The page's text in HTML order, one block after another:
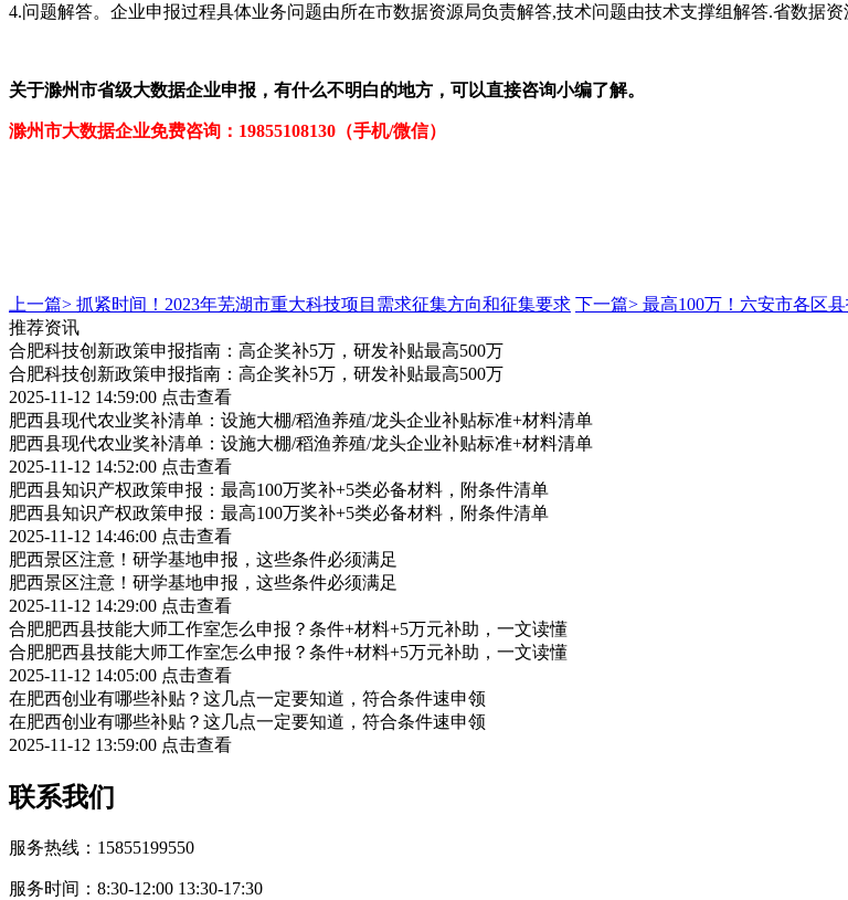
4.问题解答。企业申报过程具体业务问题由所在市数据资源局负责解答,技术问题由技术支撑组解答.省数据
关于滁州市省级大数据企业申报，有什么不明白的地方，可以直接咨询小编了解。
滁州市大数据企业免费咨询：19855108130（手机/微信）
上一篇> 抓紧时间！2023年芜湖市重大科技项目需求征集方向和征集要求 下一篇> 最高100万！六安市各区
推荐资讯
合肥科技创新政策申报指南：高企奖补5万，研发补贴最高500万
合肥科技创新政策申报指南：高企奖补5万，研发补贴最高500万
2025-11-12 14:59:00 点击查看
肥西县现代农业奖补清单：设施大棚/稻渔养殖/龙头企业补贴标准+材料清单
肥西县现代农业奖补清单：设施大棚/稻渔养殖/龙头企业补贴标准+材料清单
2025-11-12 14:52:00 点击查看
肥西县知识产权政策申报：最高100万奖补+5类必备材料，附条件清单
肥西县知识产权政策申报：最高100万奖补+5类必备材料，附条件清单
2025-11-12 14:46:00 点击查看
肥西景区注意！研学基地申报，这些条件必须满足
肥西景区注意！研学基地申报，这些条件必须满足
2025-11-12 14:29:00 点击查看
合肥肥西县技能大师工作室怎么申报？条件+材料+5万元补助，一文读懂
合肥肥西县技能大师工作室怎么申报？条件+材料+5万元补助，一文读懂
2025-11-12 14:05:00 点击查看
在肥西创业有哪些补贴？这几点一定要知道，符合条件速申领
在肥西创业有哪些补贴？这几点一定要知道，符合条件速申领
2025-11-12 13:59:00 点击查看
联系我们
服务热线：15855199550
服务时间：8:30-12:00 13:30-17:30